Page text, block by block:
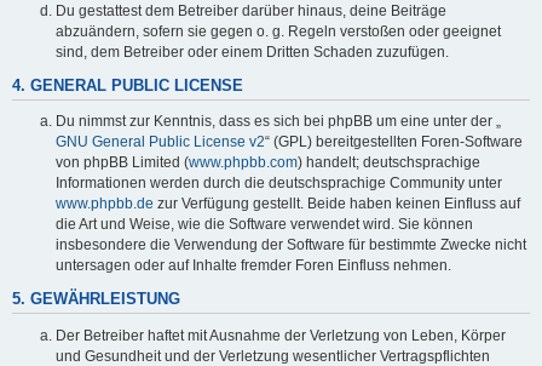
Du gestattest dem Betreiber darüber hinaus, deine Beiträge
abzuändern, sofern sie gegen o. g. Regeln verstoßen oder geeignet
sind, dem Betreiber oder einem Dritten Schaden zuzufügen.
4. GENERAL PUBLIC LICENSE
Du nimmst zur Kenntnis, dass es sich bei phpBB um eine unter der „
GNU General Public License v2“ (GPL) bereitgestellten Foren-Software
von phpBB Limited (www.phpbb.com) handelt; deutschsprachige
Informationen werden durch die deutschsprachige Community unter
www.phpbb.de zur Verfügung gestellt. Beide haben keinen Einfluss auf
die Art und Weise, wie die Software verwendet wird. Sie können
insbesondere die Verwendung der Software für bestimmte Zwecke nicht
untersagen oder auf Inhalte fremder Foren Einfluss nehmen.
5. GEWÄHRLEISTUNG
Der Betreiber haftet mit Ausnahme der Verletzung von Leben, Körper
und Gesundheit und der Verletzung wesentlicher Vertragspflichten